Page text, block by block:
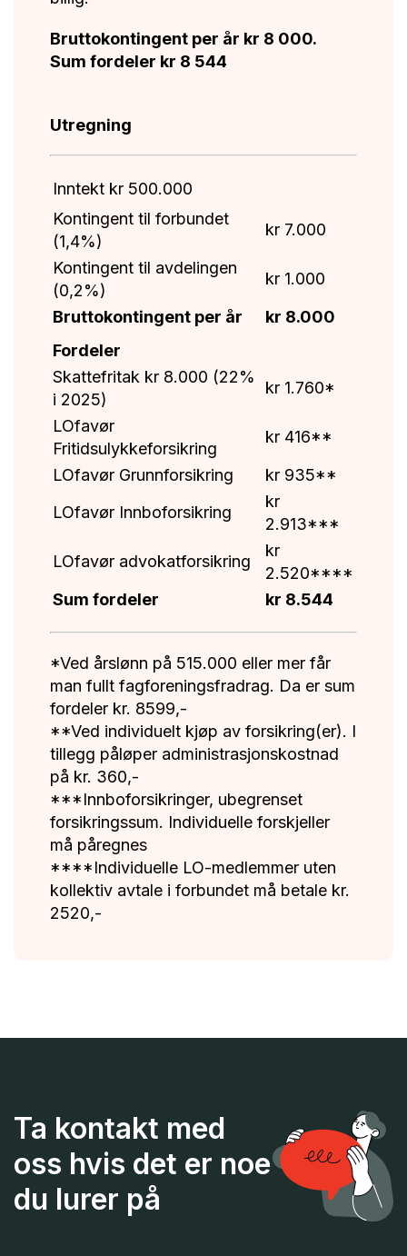
Bruttokontingent per år kr 8 000.
Sum fordeler kr 8 544
Utregning
Inntekt kr 500.000
Kontingent til forbundet
(1,4%)
kr 7.000
Kontingent til avdelingen
(0,2%)
kr 1.000
Bruttokontingent per år
kr 8.000
Fordeler
Skattefritak kr 8.000 (22%
i 2025)
kr 1.760*
LOfavør
Fritidsulykkeforsikring
kr 416**
LOfavør Grunnforsikring
kr 935**
LOfavør Innboforsikring
kr
2.913***
LOfavør advokatforsikring
kr
2.520****
Sum fordeler
kr 8.544
*Ved årslønn på 515.000 eller mer får
man fullt fagforeningsfradrag. Da er sum
fordeler kr. 8599,-
**Ved individuelt kjøp av forsikring(er). I
tillegg påløper administrasjonskostnad
på kr. 360,-
***Innboforsikringer, ubegrenset
forsikringssum. Individuelle forskjeller
må påregnes
****Individuelle LO-medlemmer uten
kollektiv avtale i forbundet må betale kr.
2520,-
Ta kontakt med
oss hvis det er noe
du lurer på